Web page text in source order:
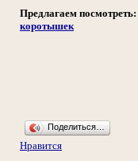
Предлагаем посмотреть:
коротышек
Поделиться…
Нравится